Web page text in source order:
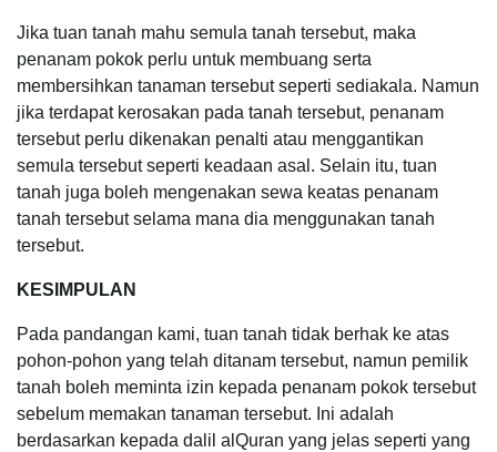
Jika tuan tanah mahu semula tanah tersebut, maka
penanam pokok perlu untuk membuang serta
membersihkan tanaman tersebut seperti sediakala. Namun
jika terdapat kerosakan pada tanah tersebut, penanam
tersebut perlu dikenakan penalti atau menggantikan
semula tersebut seperti keadaan asal. Selain itu, tuan
tanah juga boleh mengenakan sewa keatas penanam
tanah tersebut selama mana dia menggunakan tanah
tersebut.
KESIMPULAN
Pada pandangan kami, tuan tanah tidak berhak ke atas
pohon-pohon yang telah ditanam tersebut, namun pemilik
tanah boleh meminta izin kepada penanam pokok tersebut
sebelum memakan tanaman tersebut. Ini adalah
berdasarkan kepada dalil alQuran yang jelas seperti yang